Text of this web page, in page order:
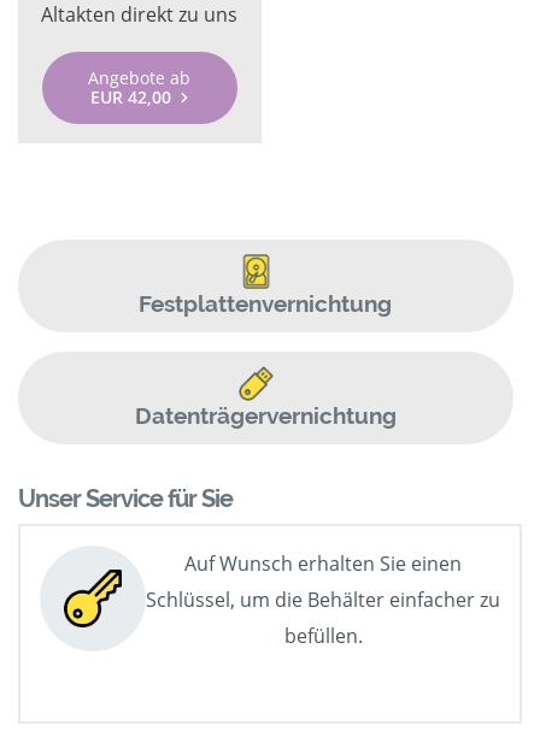
Altakten direkt zu uns
Angebote ab
EUR 42,00
Festplattenvernichtung
Datenträgervernichtung
Unser Service für Sie
Auf Wunsch erhalten Sie einen
Schlüssel, um die Behälter einfacher zu
befüllen.